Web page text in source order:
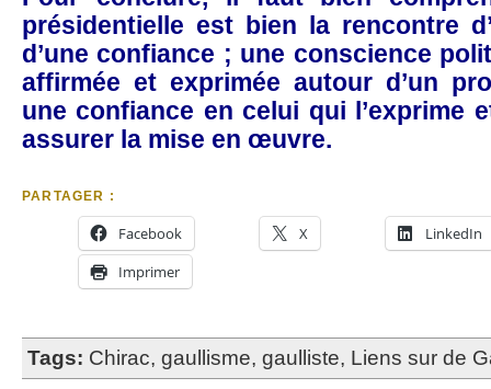
présidentielle est bien la rencontre
d’une confiance ; une conscience
affirmée et exprimée autour d’un
une confiance en celui qui l’exprime
assurer la mise en œuvre.
PARTAGER :
Facebook X
LinkedIn
Imprimer
Tags: Chirac, gaullisme, gaulliste, Liens sur de